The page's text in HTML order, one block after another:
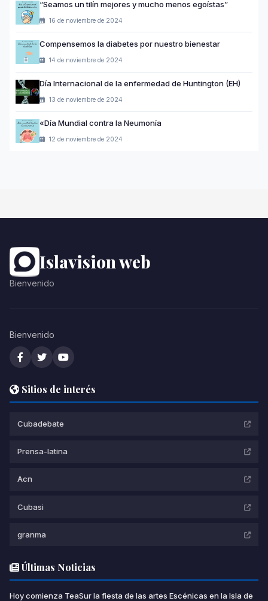
“Seamos un tilín mejores y mucho menos egoístas”
16 de noviembre de 2024
Compensemos la diabetes por nuestro bienestar
14 de noviembre de 2024
Día Internacional de la enfermedad de Huntington (EH)
13 de noviembre de 2024
«Día Mundial contra la Neumonía
12 de noviembre de 2024
Islavision web
Bienvenido
Bienvenido
Sitios de interés
Cubadebate
Prensa-latina
Acn
Cubasi
granma
Últimas Noticias
Hoy comienza TeaSur la fiesta de las artes Escénicas en la Isla de